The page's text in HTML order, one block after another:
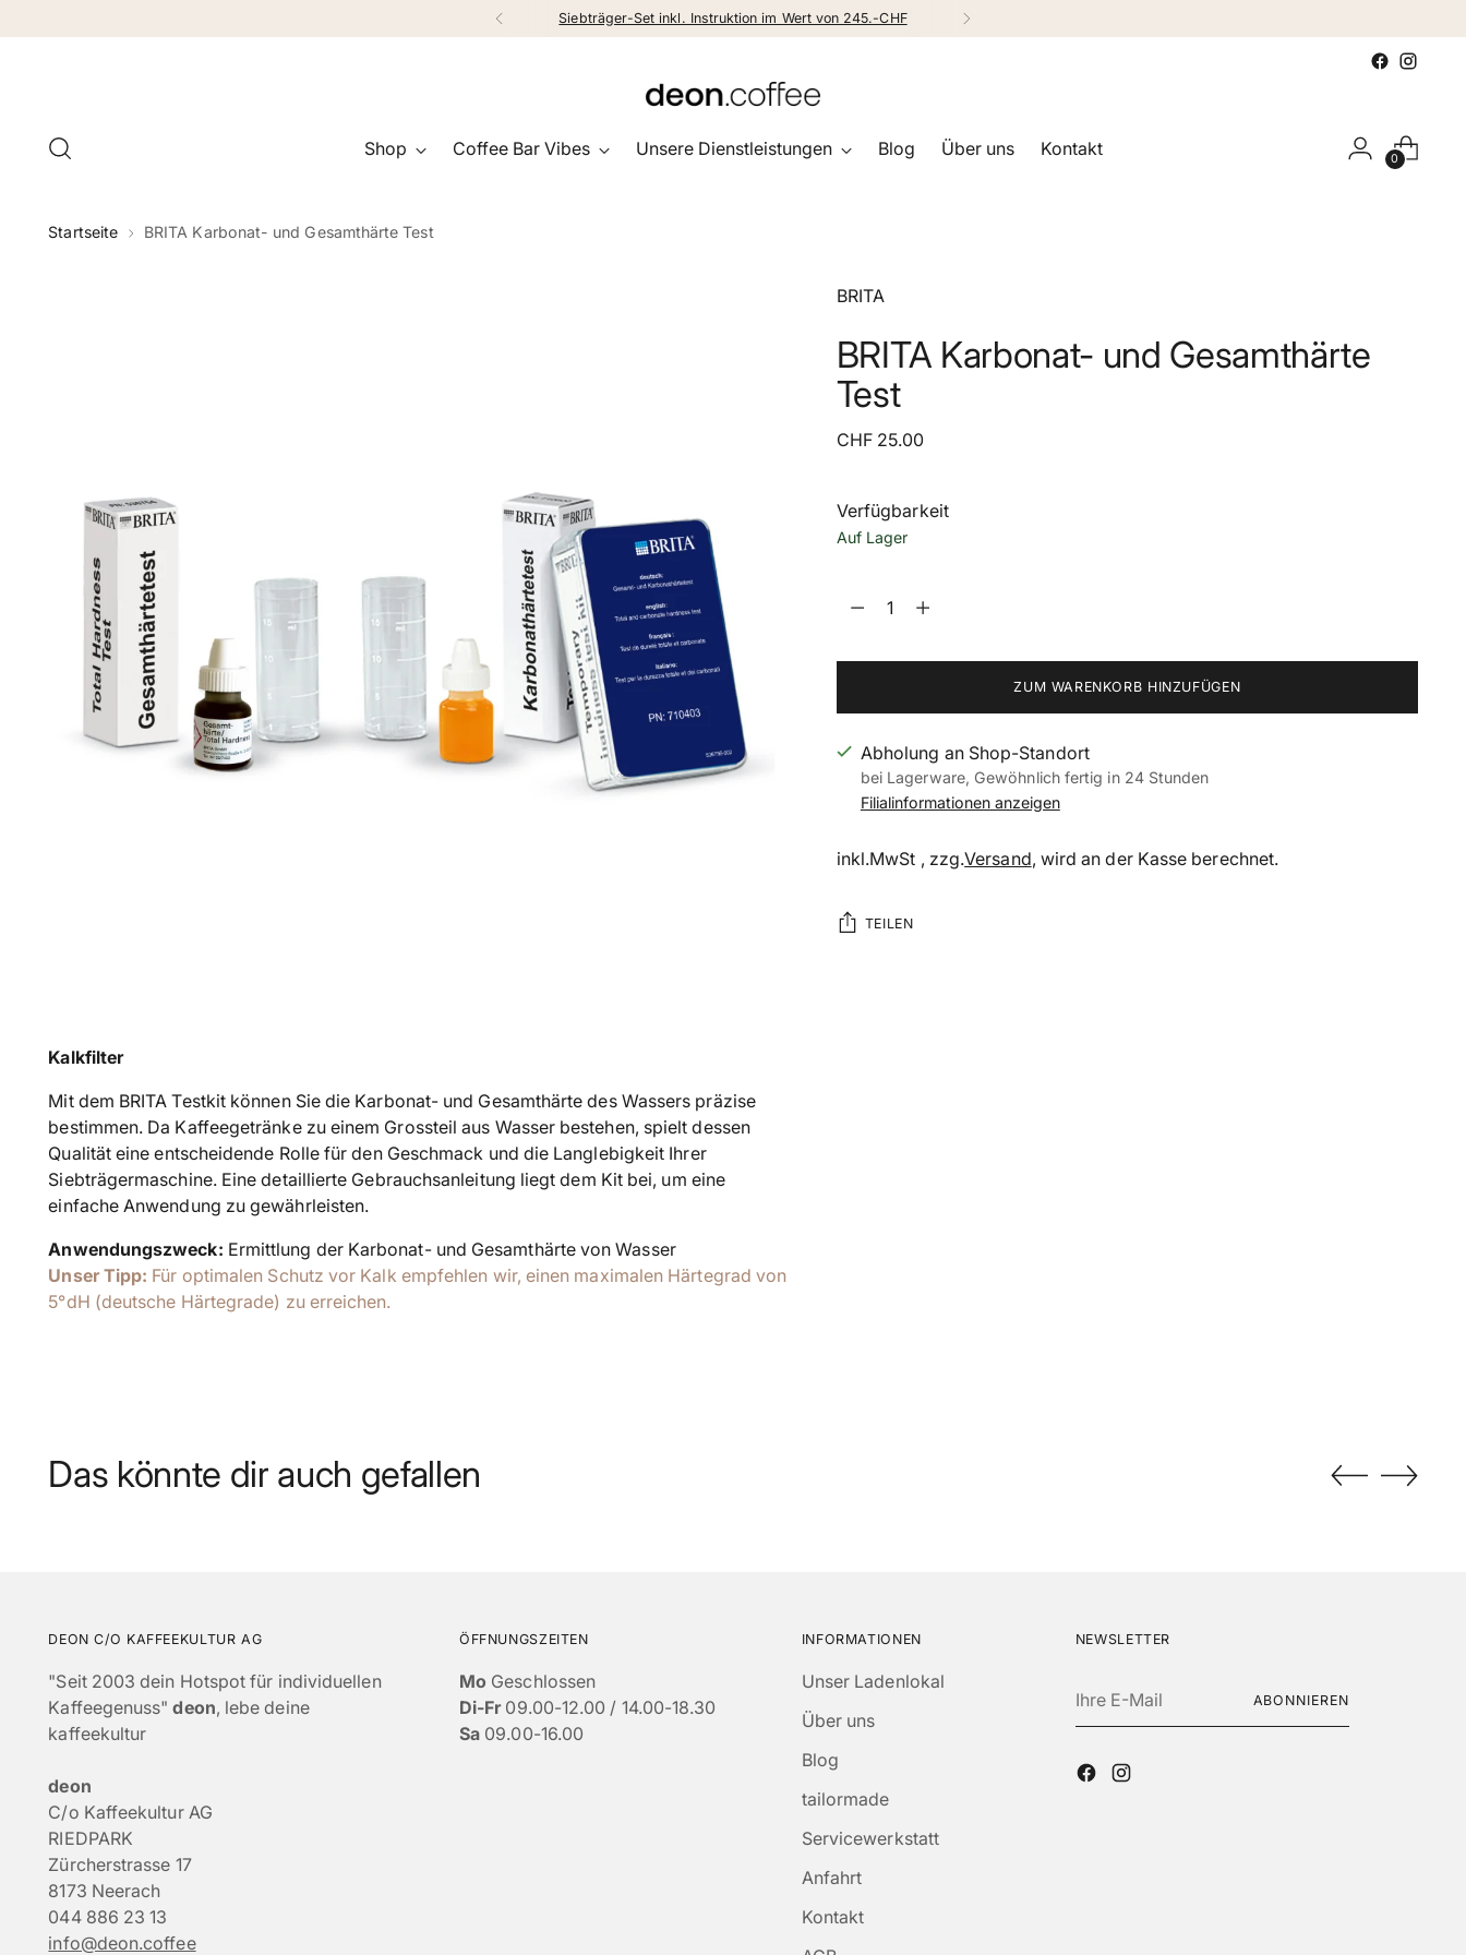
Siebträger-Set inkl. Instruktion im Wert von 245.-CHF
Shop Coffee Bar Vibes Unsere Dienstleistungen Blog Über uns Kontakt 0
Startseite BRITA Karbonat- und Gesamthärte Test
Kalkfilter
Mit dem BRITA Testkit können Sie die Karbonat- und Gesamthärte des Wassers präzise
bestimmen. Da Kaffeegetränke zu einem Grossteil aus Wasser bestehen, spielt dessen
Qualität eine entscheidende Rolle für den Geschmack und die Langlebigkeit Ihrer
Siebträgermaschine. Eine detaillierte Gebrauchsanleitung liegt dem Kit bei, um eine
einfache Anwendung zu gewährleisten.
Anwendungszweck: Ermittlung der Karbonat- und Gesamthärte von Wasser
Unser Tipp: Für optimalen Schutz vor Kalk empfehlen wir, einen maximalen Härtegrad von
5°dH (deutsche Härtegrade) zu erreichen.
BRITA
BRITA Karbonat- und Gesamthärte
Test
Regulärer
CHF 25.00
Verfügbarkeit
Auf Lager
Menge
ZUM WARENKORB HINZUFÜGEN
Abholung an Shop-Standort
bei Lagerware, Gewöhnlich fertig in 24 Stunden
Filialinformationen anzeigen
inkl.MwSt , zzg.Versand, wird an der Kasse berechnet.
TEILEN
Das könnte dir auch gefallen
DEON C/O KAFFEEKULTUR AG
"Seit 2003 dein Hotspot für individuellen
Kaffeegenuss"deon, lebe deine
kaffeekultur
deon
C/o Kaffeekultur AG
RIEDPARK
Zürcherstrasse 17
8173 Neerach
044 886 23 13
info@deon.coffee
ÖFFNUNGSZEITEN
Mo Geschlossen
Di-Fr09.00-12.00 / 14.00-18.30
Sa 09.00-16.00
INFORMATIONEN
Unser Ladenlokal
Über uns
Blog
tailormade
Servicewerkstatt
Anfahrt
Kontakt
NEWSLETTER
E-
ABONNIEREN